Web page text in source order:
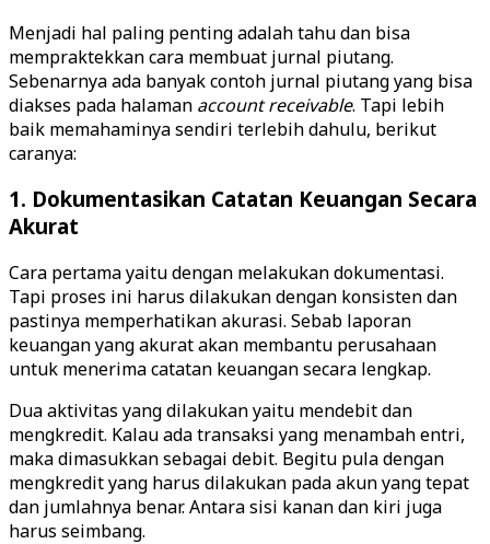
Menjadi hal paling penting adalah tahu dan bisa
mempraktekkan cara membuat jurnal piutang.
Sebenarnya ada banyak contoh jurnal piutang yang bisa
diakses pada halaman account receivable. Tapi lebih
baik memahaminya sendiri terlebih dahulu, berikut
caranya:
1. Dokumentasikan Catatan Keuangan Secara
Akurat
Cara pertama yaitu dengan melakukan dokumentasi.
Tapi proses ini harus dilakukan dengan konsisten dan
pastinya memperhatikan akurasi. Sebab laporan
keuangan yang akurat akan membantu perusahaan
untuk menerima catatan keuangan secara lengkap.
Dua aktivitas yang dilakukan yaitu mendebit dan
mengkredit. Kalau ada transaksi yang menambah entri,
maka dimasukkan sebagai debit. Begitu pula dengan
mengkredit yang harus dilakukan pada akun yang tepat
dan jumlahnya benar. Antara sisi kanan dan kiri juga
harus seimbang.